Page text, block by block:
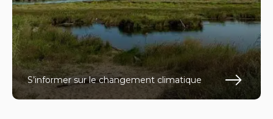
S’informer sur le changement climatique